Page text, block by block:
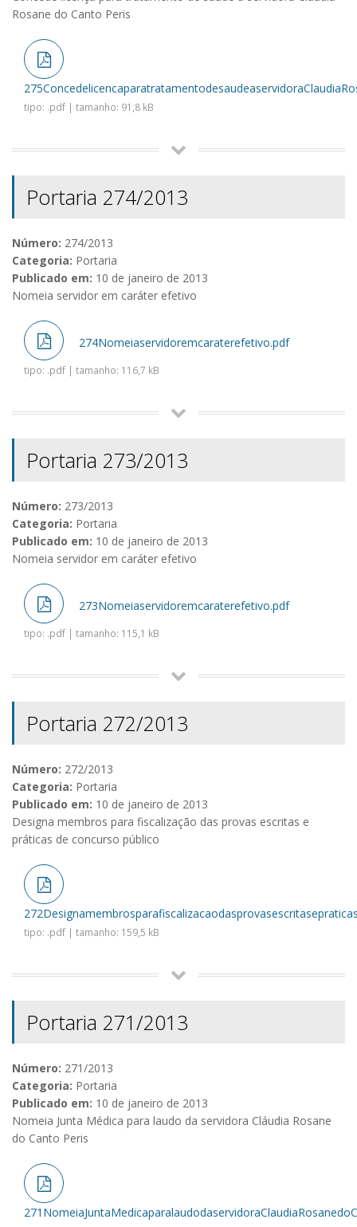
Rosane do Canto Peris
tipo: .pdf | tamanho: 91,8 kB
Portaria 274/2013
Número: 274/2013
Categoria: Portaria
Publicado em: 10 de janeiro de 2013
Nomeia servidor em caráter efetivo
274Nomeiaservidoremcaraterefetivo.pdf
tipo: .pdf | tamanho: 116,7 kB
Portaria 273/2013
Número: 273/2013
Categoria: Portaria
Publicado em: 10 de janeiro de 2013
Nomeia servidor em caráter efetivo
273Nomeiaservidoremcaraterefetivo.pdf
tipo: .pdf | tamanho: 115,1 kB
Portaria 272/2013
Número: 272/2013
Categoria: Portaria
Publicado em: 10 de janeiro de 2013
Designa membros para fiscalização das provas escritas e
práticas de concurso público
tipo: .pdf | tamanho: 159,5 kB
Portaria 271/2013
Número: 271/2013
Categoria: Portaria
Publicado em: 10 de janeiro de 2013
Nomeia Junta Médica para laudo da servidora Cláudia Rosane
do Canto Peris